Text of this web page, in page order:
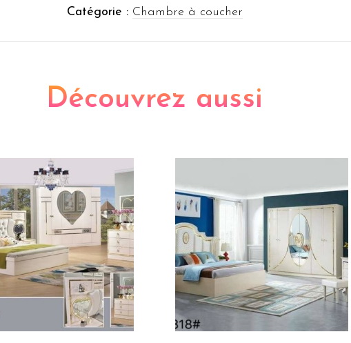
Catégorie : Chambre à coucher
Découvrez aussi